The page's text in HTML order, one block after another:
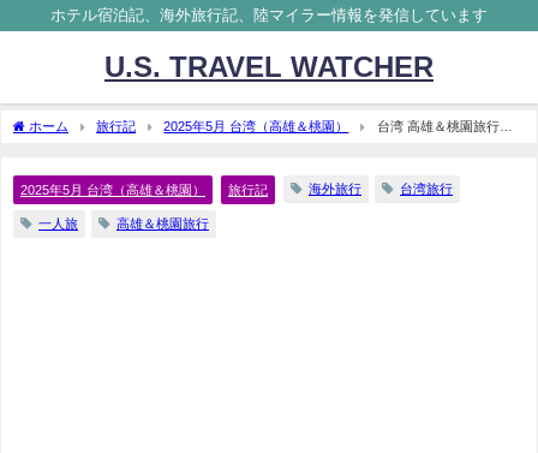
ホテル宿泊記、海外旅行記、陸マイラー情報を発信しています
U.S. TRAVEL WATCHER
ホーム 旅行記 2025年5月 台湾（高雄＆桃園）
台湾 高雄＆桃園旅行記
2025年5月 台湾（高雄＆桃園） 旅行記 海外旅行 台湾旅行
一人旅 高雄＆桃園旅行